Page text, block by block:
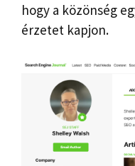
hogy a közönség
érzetet kapjon.